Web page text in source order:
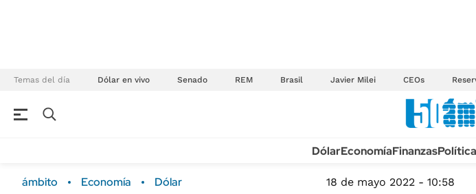
Temas del día Dólar en vivo Senado REM Brasil Javier Milei CEOs
TECNOLOGÍA
MÉXICO
DólarEconomíaFinanzasPolítica
ámbito Economía Dólar 18 de mayo 2022 - 10:58